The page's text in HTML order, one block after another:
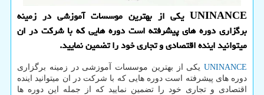
UNINANCE یكی از بهترین موسسات آموزشی در زمینه
برگزاری دوره های پیشرفته است دوره هایی كه با شركت در ان
میتوانید اینده اقتصادی و تجاری خود را تضمین نمایید.
UNINANCE یکی از بهترین موسسات آموزشی در زمینه برگزاری
دوره های پیشرفته است دوره هایی که با شرکت در ان میتوانید اینده
اقتصادی و تجاری خود را تضمین نمایید که از جمله این دوره ها